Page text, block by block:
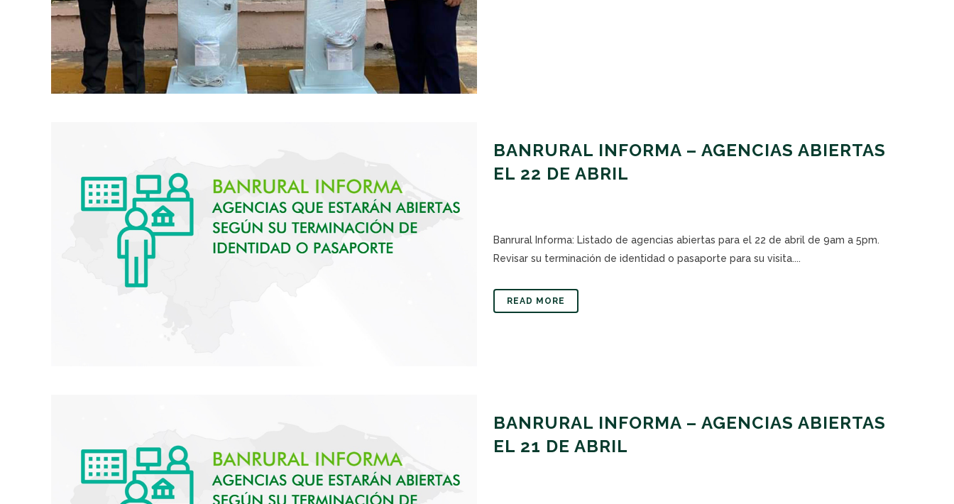
BANRURAL INFORMA – AGENCIAS ABIERTAS
EL 22 DE ABRIL
Banrural Informa: Listado de agencias abiertas para el 22 de abril de 9am a 5pm.
Revisar su terminación de identidad o pasaporte para su visita....
READ MORE
BANRURAL INFORMA – AGENCIAS ABIERTAS
EL 21 DE ABRIL